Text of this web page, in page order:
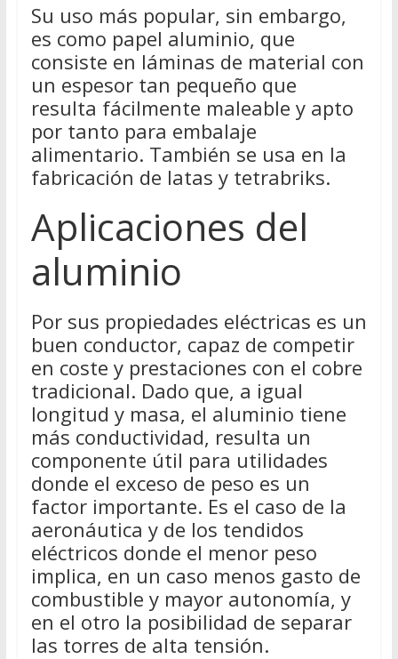
Su uso más popular, sin embargo,
es como papel aluminio, que
consiste en láminas de material con
un espesor tan pequeño que
resulta fácilmente maleable y apto
por tanto para embalaje
alimentario. También se usa en la
fabricación de latas y tetrabriks.
Aplicaciones del
aluminio
Por sus propiedades eléctricas es un
buen conductor, capaz de competir
en coste y prestaciones con el cobre
tradicional. Dado que, a igual
longitud y masa, el aluminio tiene
más conductividad, resulta un
componente útil para utilidades
donde el exceso de peso es un
factor importante. Es el caso de la
aeronáutica y de los tendidos
eléctricos donde el menor peso
implica, en un caso menos gasto de
combustible y mayor autonomía, y
en el otro la posibilidad de separar
las torres de alta tensión.